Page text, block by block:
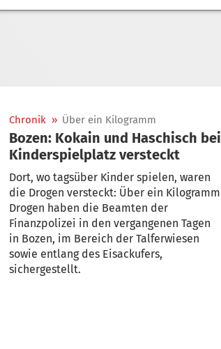
Chronik » Über ein Kilogramm
Bozen: Kokain und Haschisch bei
Kinderspielplatz versteckt
Dort, wo tagsüber Kinder spielen, waren
die Drogen versteckt: Über ein Kilogramm
Drogen haben die Beamten der
Finanzpolizei in den vergangenen Tagen
in Bozen, im Bereich der Talferwiesen
sowie entlang des Eisackufers,
sichergestellt.